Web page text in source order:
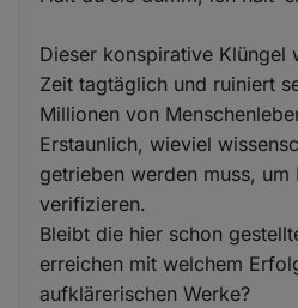
Dieser konspirative Klüngel
Zeit tagtäglich und ruiniert
Millionen von
Erstaunlich, wieviel
getrieben werden muss, um
verifizieren.
Bleibt die hier schon
erreichen mit welchem
aufklärerischen Werke?